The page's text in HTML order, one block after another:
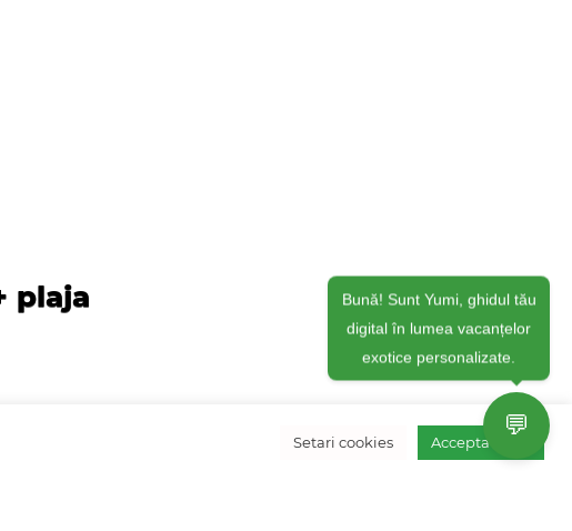
plaja
Setari cookies Accepta toate
💬
Bună! Sunt Yumi, ghidul tău
digital în lumea vacanțelor
exotice personalizate.